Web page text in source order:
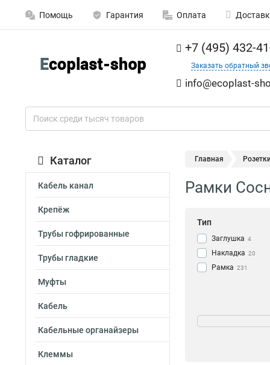
Помощь Гарантия Оплата
+7 (495) 432-
Заказать обратный
info@ecoplast-
Каталог
Кабель канал
Крепёж
Трубы гофрированные
Трубы гладкие
Муфты
Кабель
Кабельные органайзеры
Клеммы
Главная
Рамки
Тип
Заглушка 4
Накладка 20
Рамка 231
Квадрат 22